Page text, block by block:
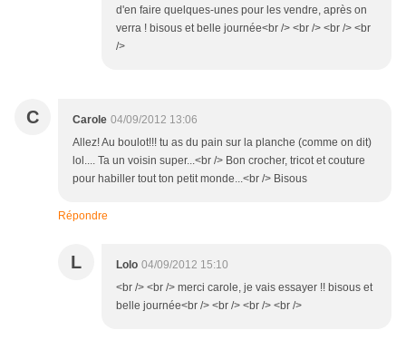
d'en faire quelques-unes pour les vendre, après on
verra ! bisous et belle journée<br /> <br /> <br /> <br
/>
C Carole 04/09/2012 13:06
Allez! Au boulot!!! tu as du pain sur la planche (comme on dit)
lol.... Ta un voisin super...<br /> Bon crocher, tricot et couture
pour habiller tout ton petit monde...<br /> Bisous
Répondre
L Lolo 04/09/2012 15:10
<br /> <br /> merci carole, je vais essayer !! bisous et
belle journée<br /> <br /> <br /> <br />